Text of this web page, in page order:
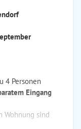
4 Personen
Eingang
Wohnung sind